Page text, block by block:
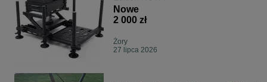
Nowe
2 000 zł
Żory
27 lipca 2026